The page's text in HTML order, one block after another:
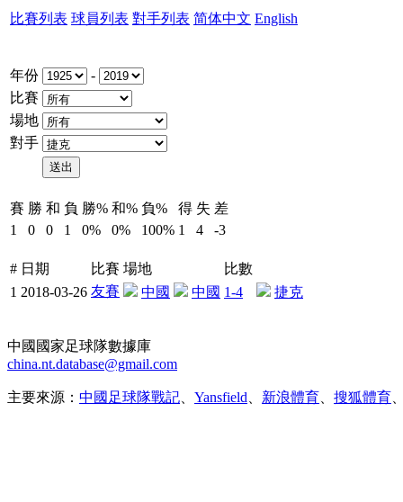
比賽列表 球員列表 對手列表 简体中文 English
年份
-
比賽
場地
對手
賽 勝 和 負 勝% 和% 負% 得 失 差
1
0 0 1 0% 0% 100% 1 4 -3
# 日期 比賽 場地
比數
1 2018-03-26 友賽 中國 中國 1-4 捷克
中國國家足球隊數據庫
china.nt.database@gmail.com
主要來源： 中國足球隊戰記 Yansfield 新浪體育 搜狐體育